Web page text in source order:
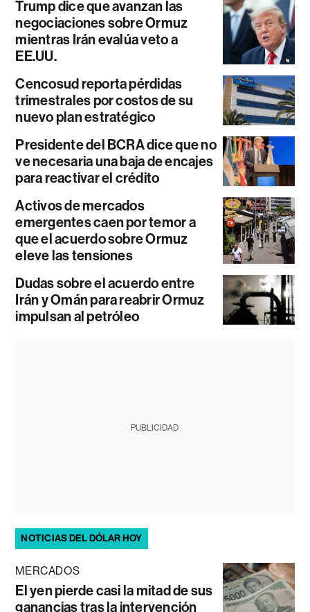
Trump dice que avanzan las
negociaciones sobre Ormuz
mientras Irán evalúa veto a
EE.UU.
Cencosud reporta pérdidas
trimestrales por costos de su
nuevo plan estratégico
Presidente del BCRA dice que no
ve necesaria una baja de encajes
para reactivar el crédito
Activos de mercados
emergentes caen por temor a
que el acuerdo sobre Ormuz
eleve las tensiones
Dudas sobre el acuerdo entre
Irán y Omán para reabrir Ormuz
impulsan al petróleo
PUBLICIDAD
NOTICIAS DEL DÓLAR HOY
MERCADOS
El yen pierde casi la mitad de sus
ganancias tras la intervención